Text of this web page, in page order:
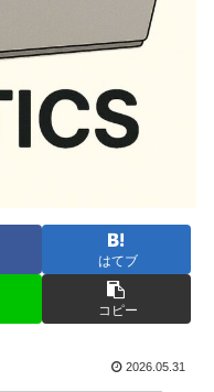
はてブ
コピー
2026.05.31